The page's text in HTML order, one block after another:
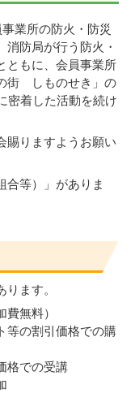
業所の防火・防災
防局が行う防火・
ともに、会員事業所
街 しものせき」の
密着した活動を続け
賜りますようお願い
合等）」がありま
ます。
無料）
等の割引価格での購
格での受講